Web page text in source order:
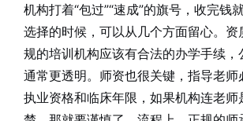
机构打着“包过”“速成”的旗号，收完钱
选择的时候，可以从几个方面留心。资
规的培训机构应该有合法的办学手续，
通常更透明。师资也很关键，指导老师
执业资格和临床年限，如果机构连老师